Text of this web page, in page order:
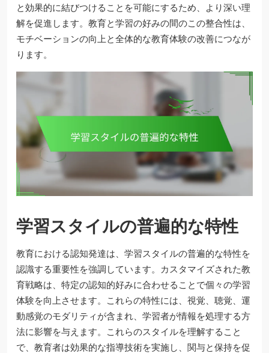
と効果的に結びつけることを可能にするため、より深い理
解を促進します。教育と学習の好みの間のこの整合性は、
モチベーションの向上と全体的な教育体験の改善につなが
ります。
学習スタイルの普遍的な特性
教育における認知発達は、学習スタイルの普遍的な特性を
認識する重要性を強調しています。カスタマイズされた教
育戦略は、特定の認知的好みに合わせることで個々の学習
体験を向上させます。これらの特性には、視覚、聴覚、運
動感覚のモダリティが含まれ、学習者が情報を処理する方
法に影響を与えます。これらのスタイルを理解すること
で、教育者は効果的な指導技術を実施し、関与と保持を促